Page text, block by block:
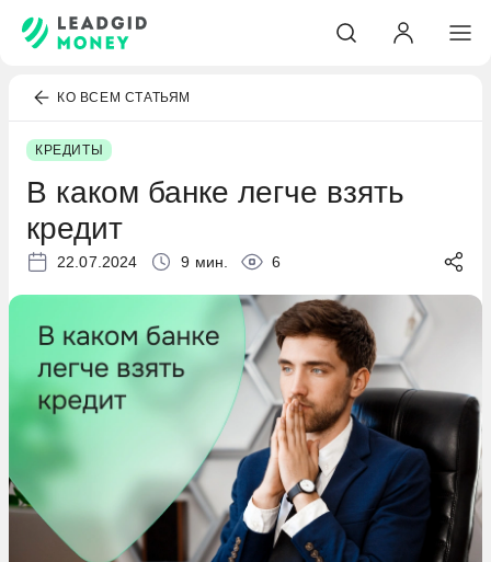
КО ВСЕМ СТАТЬЯМ
КРЕДИТЫ
В каком банке легче взять
кредит
22.07.2024 9 мин. 6